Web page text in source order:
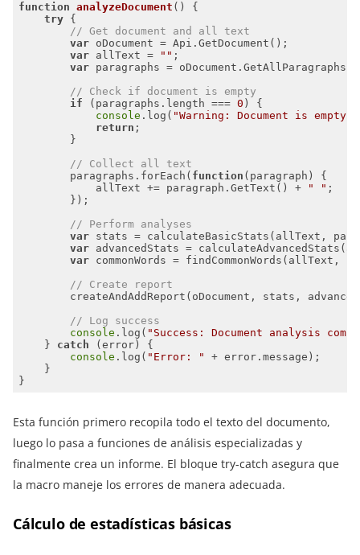
function analyzeDocument ( )
try
// Get document and all text
var
var allText = ""
var
// Check if document is empty
if (paragraphs.length === 0
console .log( "Warning: Document is
return
// Collect all text
paragraphs.forEach( function ( paragraph )
allText += paragraph.GetText() +
" "
// Perform analyses
var
var
var commonWords = findCommonWords(allText,
// Create report
// Log success
console .log( "Success: Document analysis
} catch
console .log( "Error: "
Esta función primero recopila todo el texto del documento,
luego lo pasa a funciones de análisis especializadas y
finalmente crea un informe. El bloque try-catch asegura que
la macro maneje los errores de manera adecuada.
Cálculo de estadísticas básicas